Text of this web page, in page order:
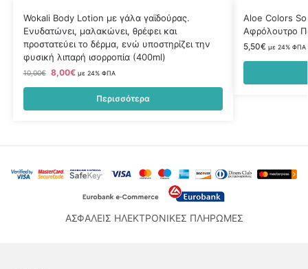
Wokali Body Lotion με γάλα γαϊδούρας.
Ενυδατώνει, μαλακώνει, θρέφει και
προστατεύει το δέρμα, ενώ υποστηρίζει την
φυσική λιπαρή ισορροπία (400ml)
10,00€ 8,00€ με 24% ΦΠΑ
Περισσότερα
Aloe Colors
Αφρόλουτρο
5,50€ με 24% ΦΠΑ
ΑΣΦΑΛΕΙΣ ΗΛΕΚΤΡΟΝΙΚΕΣ ΠΛΗΡΩΜΕΣ